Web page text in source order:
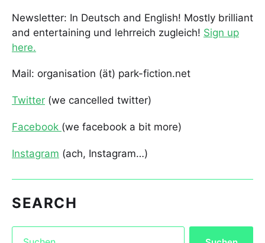
Newsletter: In Deutsch and English! Mostly brilliant
and entertaining und lehrreich zugleich! Sign up
here.
Mail: organisation (ät) park-fiction.net
Twitter (we cancelled twitter)
Facebook (we facebook a bit more)
Instagram (ach, Instagram…)
SEARCH